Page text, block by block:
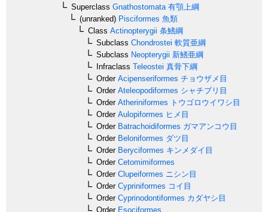
Superclass Gnathostomata 有顎上綱
(unranked) Pisciformes 魚類
Class Actinopterygii 条鰭綱
Subclass Chondrostei 軟質亜綱
Subclass Neopterygii 新鰭亜綱
Infraclass Teleostei 真骨下綱
OrderAcipenseriformes チョウザメ目
OrderAteleopodiformes シャチブリ目
OrderAtheriniformes トウゴロウイワシ目
OrderAulopiformes ヒメ目
OrderBatrachoidiformes ガマアンコウ目
OrderBeloniformes ダツ目
OrderBeryciformes キンメダイ目
OrderCetomimiformes
OrderClupeiformes ニシン目
OrderCypriniformes コイ目
OrderCyprinodontiformes カダヤシ目
OrderEsociformes